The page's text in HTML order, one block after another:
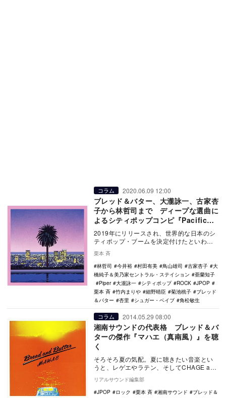
コラム 2020.06.09 12:00
ブレッド＆バター、大瀧詠一、古家杏
子から林哲司まで ディープな選曲に
よるシティポップコンピ『Pacific
Breeze 2』評
2019年にリリースされ、世界的な日本のシ
ティポップ・ブームを決定付けたといわれ
ているコンピレーションアルバム『Pacific
…
栗本 斉
林哲司
今井裕 村田有美 鳥山雄司 古家杏子
大
橋純子＆美乃家セントラル・ステイション
亜蘭知子
Piper
大瀧詠一 シティポップ ROCK
JPOP
栗本 斉
竹内まりや 細野晴臣 菊池桃子
ブレッド
＆バター
杏里 シュガー・ベイブ 角松敏生
コラム 2014.05.29 08:00
湘南サウンドの代表格 ブレッド＆バ
ターの傑作『マハエ（真南風）』を聴
く
そろそろ夏の気配。夏に聴きたい音楽とい
うと、レゲエやラテン、そしてCHAGE and
ASKA、ではなく石川優子とチャゲの「ふ
た…
リアルサウンド編集部
JPOP
ロック 栗本 斉 湘南サウンド
ブレッド＆